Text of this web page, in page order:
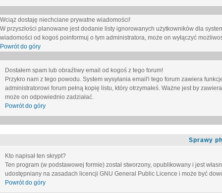
Wciąż dostaję niechciane prywatne wiadomości!
W przyszłości planowane jest dodanie listy ignorowanych użytkowników dla
wiadomości od kogoś poinformuj o tym administratora, może on wyłączyć
Powrót do góry
Dostałem spam lub obraźliwy email od kogoś z tego forum!
Przykro nam z tego powodu. System wysyłania email'i tego forum zawiera
administratorowi forum pełną kopię listu, który otrzymałeś. Ważne jest by
może on odpowiednio zadziałać.
Powrót do góry
Sprawy
Kto napisał ten skrypt?
Ten program (w podstawowej formie) został stworzony, opublikowany i jest
udostępniany na zasadach licencji GNU General Public Licence i może być
Powrót do góry